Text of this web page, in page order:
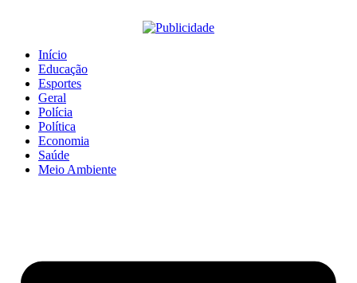
Início
Educação
Esportes
Geral
Polícia
Política
Economia
Saúde
Meio Ambiente